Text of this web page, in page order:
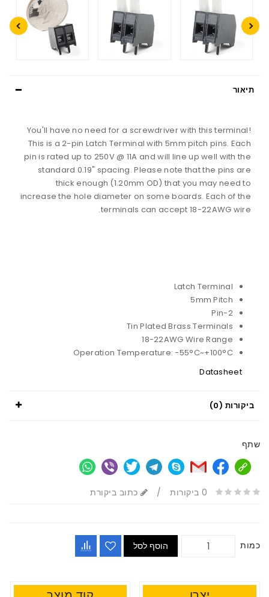
תיאור
You'll have no need for a screwdriver with this terminal!
This is a 2-pin Latch Terminal with 5mm pitch pins. Each
pin is rated up to 250V @ 11A and will line up well with the
standard 0.19" spacing. Please note that the pins are
thick enough (1.20mm OD) that you may need to
increase the hole diameter on some boards. Each of the
terminals can accept 18-22AWG wire.
Latch Terminal
5mm Pitch
2-Pin
Tin Plated Brass Terminals
18-22AWG Wire Range
Operation Temperature: -55°C~+100°C
Datasheet
ביקורות (0)
שתף
0 ביקורות / כתוב ביקורת
כמות הוסף לסל